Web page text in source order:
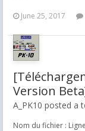
June 25, 2017
Version
A_PK10 posted a
Nom du fichier :